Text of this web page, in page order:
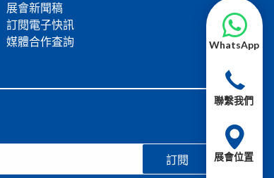
展會新聞稿
訂閱電子快訊
媒體合作査詢
訂閱
WhatsApp
聯繫我們
展會位置